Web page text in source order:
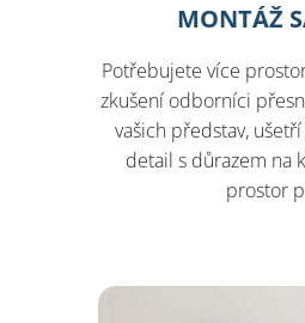
MONTÁŽ
Potřebujete více
zkušení odborníci
vašich představ,
detail s důrazem na
prostor